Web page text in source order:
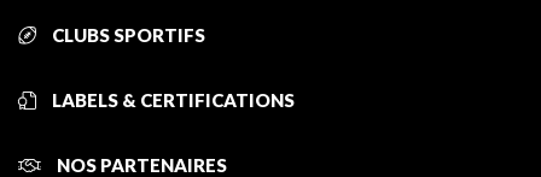
CLUBS SPORTIFS
LABELS & CERTIFICATIONS
NOS PARTENAIRES